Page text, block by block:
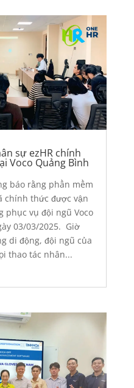
sự ezHR chính
Voco Quảng Bình
báo rằng phần mềm
chính thức được vận
phục vụ đội ngũ Voco
03/03/2025. Giờ
di động, đội ngũ của
thao tác nhân...